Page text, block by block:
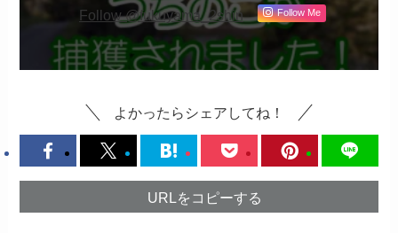
Follow @fukuyama_2shin Follow Me
よかったらシェアしてね！
URLをコピーする